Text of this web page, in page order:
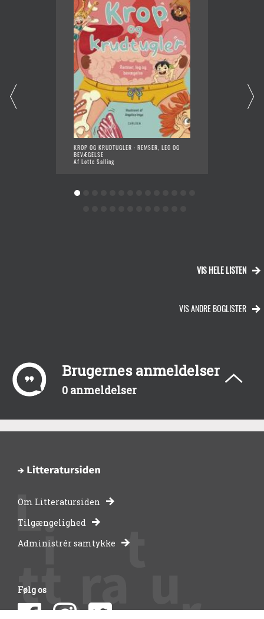
KROP OG KRUDTUGLER : REMSER, LEG OG
BEVÆGELSE
Af Lotte Salling
VIS HELE LISTEN
VIS ANDRE BOGLISTER
Brugernes anmeldelser
0 anmeldelser
-
bibliotekernes
side
Om Litteratursiden
Tilgængelighed
Administrér samtykke
Følg os